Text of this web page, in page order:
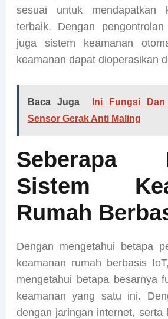
sesuai untuk mendapatkan
terbaik. Dengan
juga sistem keamanan
keamanan dapat dioperasikan
Baca Juga
Ini Fungsi
Sensor Gerak Anti Maling
Seberapa
Sistem
Rumah
Dengan mengetahui betapa
keamanan rumah berbasis
mengetahui betapa besarnya
keamanan yang satu ini.
dengan jaringan internet, serta